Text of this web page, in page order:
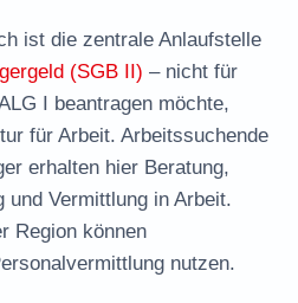
ist die zentrale Anlaufstelle
(SGB II) – nicht für
I beantragen möchte,
für Arbeit. Arbeitssuchende
erhalten hier Beratung,
Vermittlung in Arbeit.
Region können
nutzen.